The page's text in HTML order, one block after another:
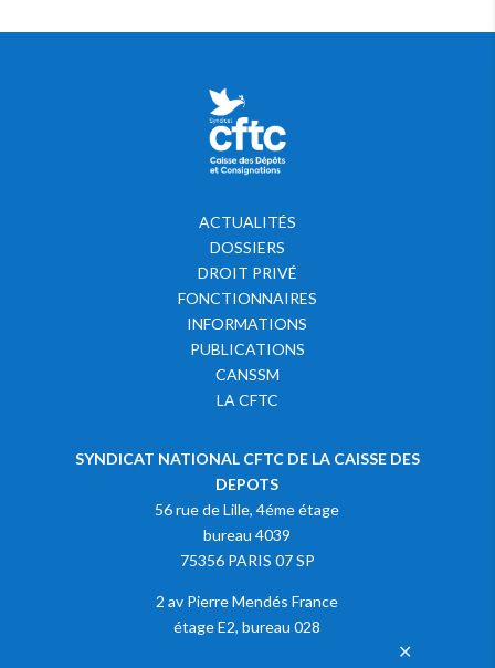
✕
ACTUALITÉS
DOSSIERS
DROIT PRIVÉ
FONCTIONNAIRES
INFORMATIONS
PUBLICATIONS
CANSSM
LA CFTC
SYNDICAT NATIONAL CFTC DE LA CAISSE DES
DEPOTS
56 rue de Lille, 4éme étage
bureau 4039
75356 PARIS 07 SP
2 av Pierre Mendés France
étage E2, bureau 028